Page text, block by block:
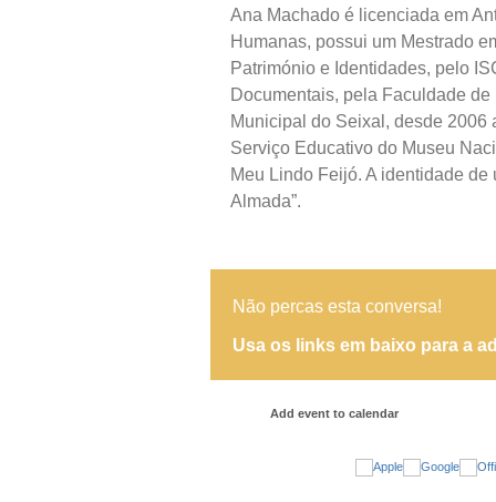
Ana Machado é licenciada em
Humanas, possui um Mestrado
Património e Identidades, pelo
Documentais, pela Faculdade
Municipal do Seixal, desde 2006
Serviço Educativo do Museu
Meu Lindo Feijó. A identidade
Almada”.
Não percas esta conversa!
Usa os links em baixo para a
Add event to calendar